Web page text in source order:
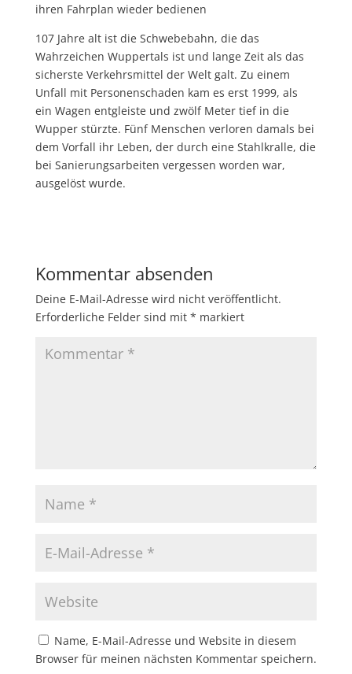
ihren Fahrplan wieder bedienen
107 Jahre alt ist die Schwebebahn, die das
Wahrzeichen Wuppertals ist und lange Zeit als das
sicherste Verkehrsmittel der Welt galt. Zu einem
Unfall mit Personenschaden kam es erst 1999, als
ein Wagen entgleiste und zwölf Meter tief in die
Wupper stürzte. Fünf Menschen verloren damals bei
dem Vorfall ihr Leben, der durch eine Stahlkralle, die
bei Sanierungsarbeiten vergessen worden war,
ausgelöst wurde.
Kommentar absenden
Deine E-Mail-Adresse wird nicht veröffentlicht.
Erforderliche Felder sind mit * markiert
Name, E-Mail-Adresse und Website in diesem
Browser für meinen nächsten Kommentar speichern.